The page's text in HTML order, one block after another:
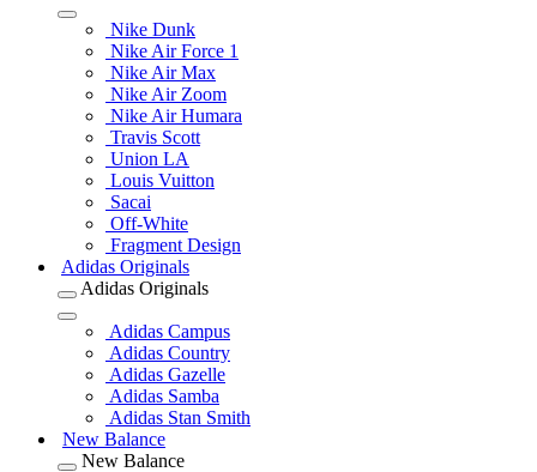
Nike Dunk
Nike Air Force 1
Nike Air Max
Nike Air Zoom
Nike Air Humara
Travis Scott
Union LA
Louis Vuitton
Sacai
Off-White
Fragment Design
Adidas Originals
Adidas Originals
Adidas Campus
Adidas Country
Adidas Gazelle
Adidas Samba
Adidas Stan Smith
New Balance
New Balance